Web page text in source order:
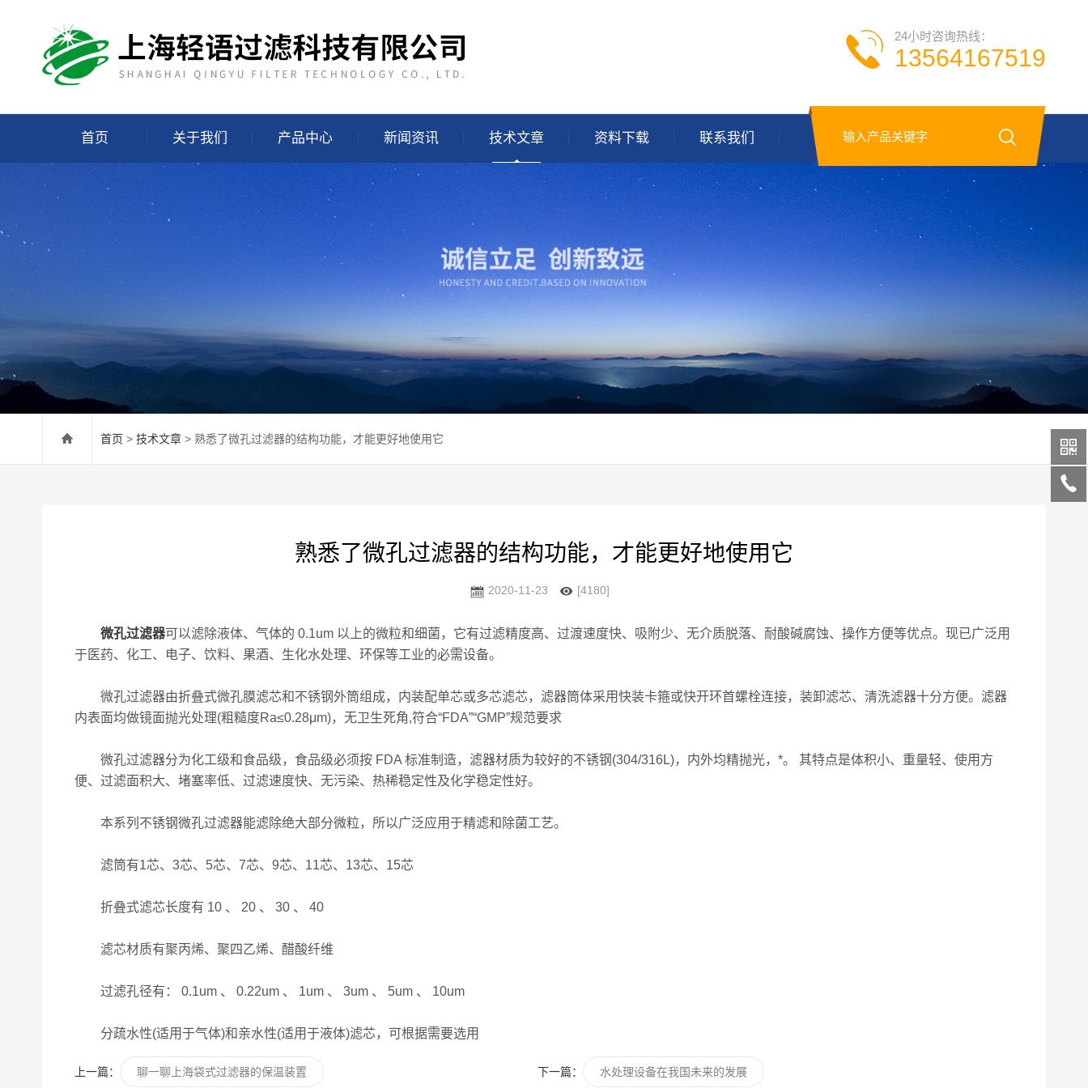
24小时咨询热线：
13564167519
首页 关于我们 产品中心 新闻资讯 技术文章 资料下载 联系我们
首页 > 技术文章 > 熟悉了微孔过滤器的结构功能，才能更好地使用它
熟悉了微孔过滤器的结构功能，才能更好地使用它
2020-11-23 [4180]
微孔过滤器可以滤除液体、气体的 0.1um 以上的微粒和细菌，它有过滤精度高、过渡速度快、吸附少、无介质脱落、耐酸碱腐蚀、操作方便等优点。现已广泛用
于医药、化工、电子、饮料、果酒、生化水处理、环保等工业的必需设备。
微孔过滤器由折叠式微孔膜滤芯和不锈钢外筒组成，内装配单芯或多芯滤芯，滤器筒体采用快装卡箍或快开环首螺栓连接，装卸滤芯、清洗滤器十分方便。滤器
内表面均做镜面抛光处理(粗糙度Ra≤0.28μm)，无卫生死角,符合“FDA”“GMP”规范要求
微孔过滤器分为化工级和食品级，食品级必须按 FDA 标准制造，滤器材质为较好的不锈钢(304/316L)，内外均精抛光，*。 其特点是体积小、重量轻、使用方
便、过滤面积大、堵塞率低、过滤速度快、无污染、热稀稳定性及化学稳定性好。
本系列不锈钢微孔过滤器能滤除绝大部分微粒，所以广泛应用于精滤和除菌工艺。
滤筒有1芯、3芯、5芯、7芯、9芯、11芯、13芯、15芯
折叠式滤芯长度有 10 、 20 、 30 、 40
滤芯材质有聚丙烯、聚四乙烯、醋酸纤维
过滤孔径有： 0.1um 、 0.22um 、 1um 、 3um 、 5um 、 10um
分疏水性(适用于气体)和亲水性(适用于液体)滤芯，可根据需要选用
上一篇： 聊一聊上海袋式过滤器的保温装置 下一篇： 水处理设备在我国未来的发展